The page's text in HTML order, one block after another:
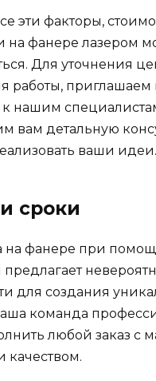
эти факторы,
на фанере лазером
Для уточнения
работы, приглашаем
к нашим
вам детальную
ваши идеи.
сроки
на фанере при
предлагает
для создания
команда
любой заказ с
качеством.